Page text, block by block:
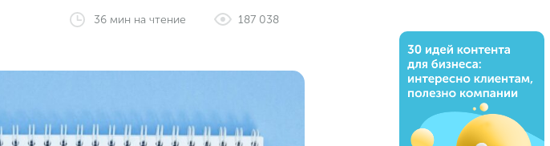
36 мин на чтение 187 038